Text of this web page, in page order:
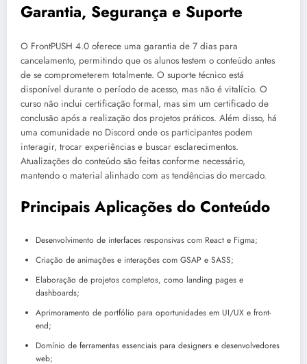
Garantia, Segurança e Suporte
O FrontPUSH 4.0 oferece uma garantia de 7 dias para
cancelamento, permitindo que os alunos testem o conteúdo antes
de se comprometerem totalmente. O suporte técnico está
disponível durante o período de acesso, mas não é vitalício. O
curso não inclui certificação formal, mas sim um certificado de
conclusão após a realização dos projetos práticos. Além disso, há
uma comunidade no Discord onde os participantes podem
interagir, trocar experiências e buscar esclarecimentos.
Atualizações do conteúdo são feitas conforme necessário,
mantendo o material alinhado com as tendências do mercado.
Principais Aplicações do Conteúdo
Desenvolvimento de interfaces responsivas com React e Figma;
Criação de animações e interações com GSAP e SASS;
Elaboração de projetos completos, como landing pages e
dashboards;
Aprimoramento de portfólio para oportunidades em UI/UX e front-
end;
Domínio de ferramentas essenciais para designers e desenvolvedores
web;